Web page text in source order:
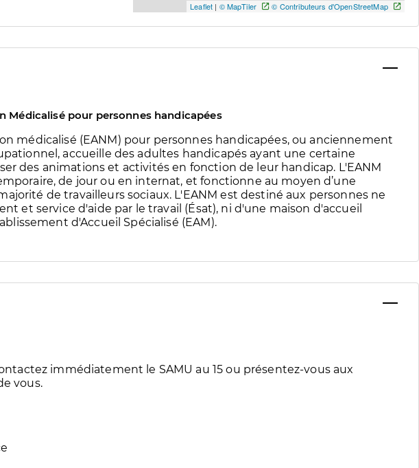
Leaflet | © MapTiler © Contributeurs d'OpenStreetMap
Médicalisé pour personnes handicapées
médicalisé (EANM) pour personnes handicapées, ou anciennement
accueille des adultes handicapés ayant une certaine
des animations et activités en fonction de leur handicap. L'EANM
de jour ou en internat, et fonctionne au moyen d’une
de travailleurs sociaux. L'EANM est destiné aux personnes ne
et service d'aide par le travail (Ésat), ni d'une maison d'accueil
d'Accueil Spécialisé (EAM).
immédiatement le SAMU au 15 ou présentez-vous aux
vous.